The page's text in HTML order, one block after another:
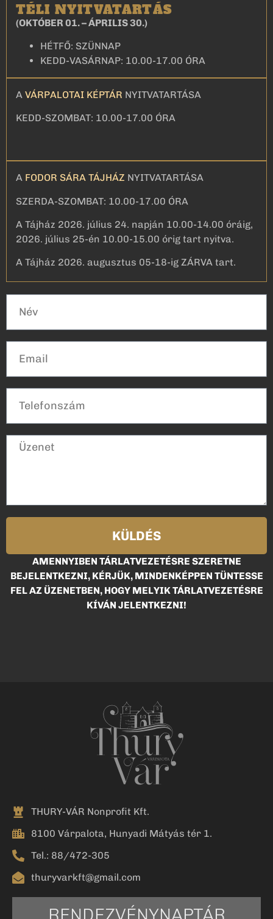
TÉLI NYITVATARTÁS
(OKTÓBER 01. – ÁPRILIS 30.)
HÉTFŐ: SZÜNNAP
KEDD-VASÁRNAP: 10.00-17.00 ÓRA
A VÁRPALOTAI KÉPTÁR NYITVATARTÁSA
KEDD-SZOMBAT: 10.00-17.00 ÓRA
A FODOR SÁRA TÁJHÁZ NYITVATARTÁSA
SZERDA-SZOMBAT: 10.00-17.00 ÓRA
A Tájház 2026. július 24. napján 10.00-14.00 óráig,
2026. július 25-én 10.00-15.00 órig tart nyitva.
A Tájház 2026. augusztus 05-18-ig ZÁRVA tart.
KÜLDÉS
AMENNYIBEN TÁRLATVEZETÉSRE SZERETNE
BEJELENTKEZNI, KÉRJÜK, MINDENKÉPPEN TÜNTESSE
FEL AZ ÜZENETBEN, HOGY MELYIK TÁRLATVEZETÉSRE
KÍVÁN JELENTKEZNI!
THURY-VÁR Nonprofit Kft.
8100 Várpalota, Hunyadi Mátyás tér 1.
Tel.: 88/472-305
thuryvarkft@gmail.com
RENDEZVÉNYNAPTÁR